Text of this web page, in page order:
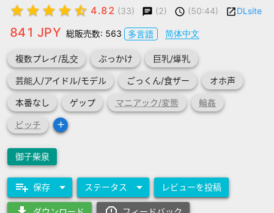
star star star star star_half 4.82 (33) chat (2) schedule (50:44) launchDLsite
841 JPY 総販売数: 563 多言語 简体中文
複数プレイ/乱交 ぶっかけ 巨乳/爆乳
芸能人/アイドル/モデル ごっくん/食ザー オホ声
本番なし ゲップ マニアック/変態 輪姦
ビッチ add
御子柴泉
playlist_add 保存 arrow_drop_down ステータス arrow_drop_down レビューを投稿